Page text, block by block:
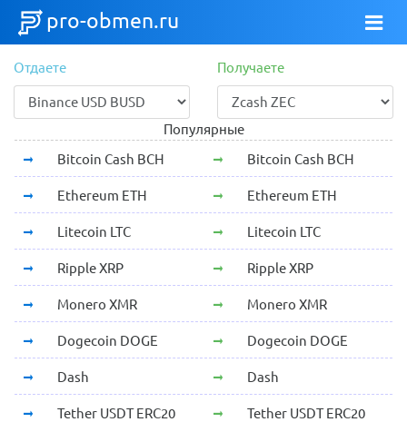
pro-obmen.ru
Отдаете Получаете
Популярные
Bitcoin Cash BCH
Bitcoin Cash BCH
Ethereum ETH Ethereum ETH
Litecoin LTC Litecoin LTC
Ripple XRP Ripple XRP
Monero XMR Monero XMR
Dogecoin DOGE Dogecoin DOGE
Dash Dash
Tether USDT ERC20 Tether USDT ERC20